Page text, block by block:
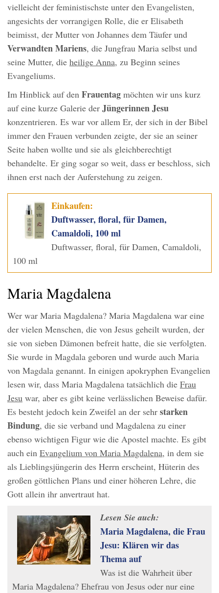
vielleicht der feministischste unter den Evangelisten,
angesichts der vorrangigen Rolle, die er Elisabeth
beimisst, der Mutter von Johannes dem Täufer und
Verwandten Mariens, die Jungfrau Maria selbst und
seine Mutter, die heilige Anna, zu Beginn seines
Evangeliums.
Im Hinblick auf den Frauentag möchten wir uns kurz
auf eine kurze Galerie der Jüngerinnen Jesu
konzentrieren. Es war vor allem Er, der sich in der Bibel
immer den Frauen verbunden zeigte, der sie an seiner
Seite haben wollte und sie als gleichberechtigt
behandelte. Er ging sogar so weit, dass er beschloss, sich
ihnen erst nach der Auferstehung zu zeigen.
Einkaufen:
Duftwasser, floral, für Damen,
Camaldoli, 100 ml
Duftwasser, floral, für Damen, Camaldoli,
100 ml
Maria Magdalena
Wer war Maria Magdalena? Maria Magdalena war eine
der vielen Menschen, die von Jesus geheilt wurden, der
sie von sieben Dämonen befreit hatte, die sie verfolgten.
Sie wurde in Magdala geboren und wurde auch Maria
von Magdala genannt. In einigen apokryphen Evangelien
lesen wir, dass Maria Magdalena tatsächlich die Frau
Jesu war, aber es gibt keine verlässlichen Beweise dafür.
Es besteht jedoch kein Zweifel an der sehr starken
Bindung, die sie verband und Magdalena zu einer
ebenso wichtigen Figur wie die Apostel machte. Es gibt
auch ein Evangelium von Maria Magdalena, in dem sie
als Lieblingsjüngerin des Herrn erscheint, Hüterin des
großen göttlichen Plans und einer höheren Lehre, die
Gott allein ihr anvertraut hat.
Lesen Sie auch:
Maria Magdalena, die Frau
Jesu: Klären wir das
Thema auf
Was ist die Wahrheit über
Maria Magdalena? Ehefrau von Jesus oder nur eine